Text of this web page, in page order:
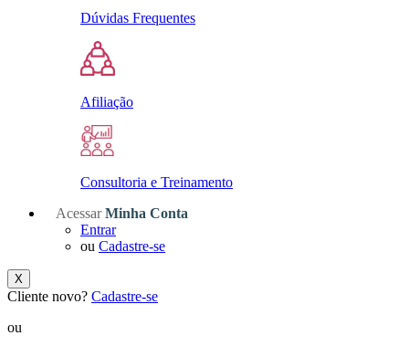
Dúvidas Frequentes
Afiliação
Consultoria e Treinamento
Acessar Minha Conta
Entrar
ou Cadastre-se
X
Cliente novo? Cadastre-se
ou